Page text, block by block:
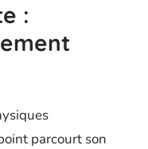
:
parcourt son